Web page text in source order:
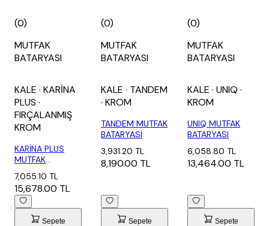
(0)
MUTFAK
BATARYASI
KALE · KARİNA
PLUS ·
FIRÇALANMIŞ
KROM
KARİNA PLUS
MUTFAK
FIRÇALANMIŞ...
7,055.10 TL
15,678.00 TL
Sepete
(0)
MUTFAK
BATARYASI
KALE · TANDEM
· KROM
TANDEM MUTFAK
BATARYASI
3,931.20 TL
8,190.00 TL
Sepete
(0)
MUTFAK
BATARYASI
KALE · UNIQ ·
KROM
UNIQ MUTFAK
BATARYASI
6,058.80 TL
13,464.00 TL
Sepete